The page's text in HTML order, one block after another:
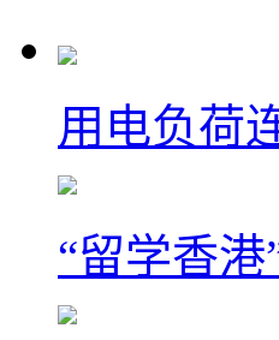
用电负荷
“留学香